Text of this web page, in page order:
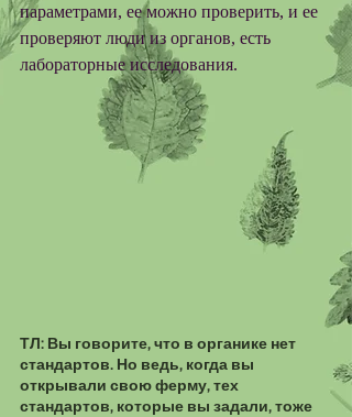
параметрами, ее можно проверить, и ее
проверяют люди из органов, есть
лабораторные исследования.
ТЛ: Вы говорите, что в органике нет
стандартов. Но ведь, когда вы
открывали свою ферму, тех
стандартов, которые вы задали, тоже